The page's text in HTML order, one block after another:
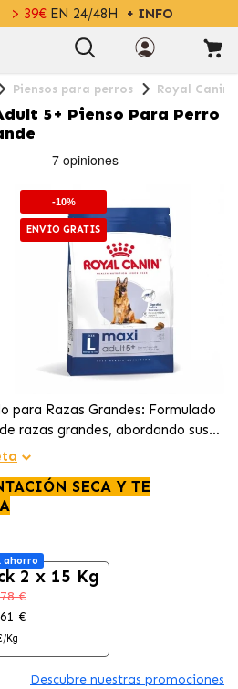
> 39€EN 24/48H + INFO
Piensos para perros Royal Canin
5+ Pienso Para Perro
-10%
ENVÍO GRATIS
para Razas Grandes: Formulado
razas grandes, abordando sus
y Huesos: Refuerza la
esenciales en razas
adaptados para
antioxidantes que combaten el
SECA Y TE
ahorro
2 x 15 Kg
€
€
Kg
Descubre nuestras promociones